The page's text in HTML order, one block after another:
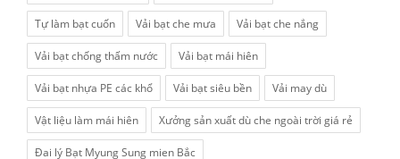
Tự làm bạt cuốn Vải bạt che mưa Vải bạt che nắng
Vải bạt chống thấm nước Vải bạt mái hiên
Vải bạt nhựa PE các khổ Vải bạt siêu bền Vải may dù
Vật liệu làm mái hiên Xưởng sản xuất dù che ngoài trời giá rẻ
Đai lý Bạt Myung Sung mien Bắc